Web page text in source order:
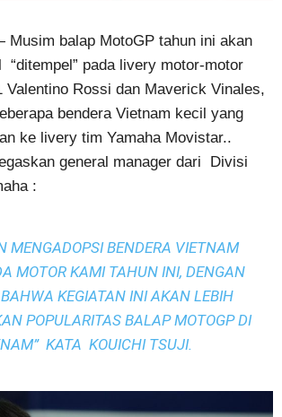
Musim balap MotoGP tahun ini akan
“ditempel” pada livery motor-motor
Valentino Rossi dan Maverick Vinales,
bendera Vietnam kecil yang
ke livery tim Yamaha Movistar..
general manager dari Divisi
:
MENGADOPSI BENDERA VIETNAM
MOTOR KAMI TAHUN INI, DENGAN
KEGIATAN INI AKAN LEBIH
POPULARITAS BALAP MOTOGP DI
KATA KOUICHI TSUJI.